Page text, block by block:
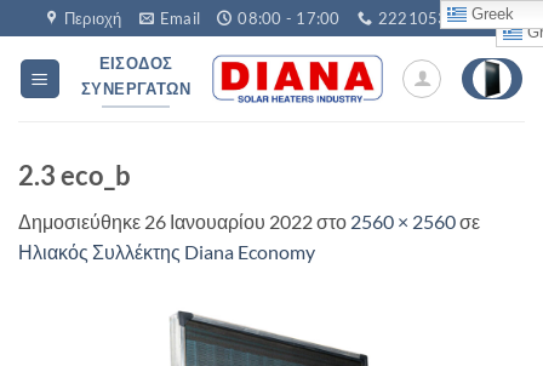
Μετάβαση
στο
περιεχόμενο
Περιοχή Email 08:00 - 17:00 2221053760
ΕΊΣΟΔΟΣ
ΣΥΝΕΡΓΑΤΏΝ
2.3 eco_b
Δημοσιεύθηκε 26 Ιανουαρίου 2022στο 2560 × 2560σε
Ηλιακός Συλλέκτης Diana Economy
Greek